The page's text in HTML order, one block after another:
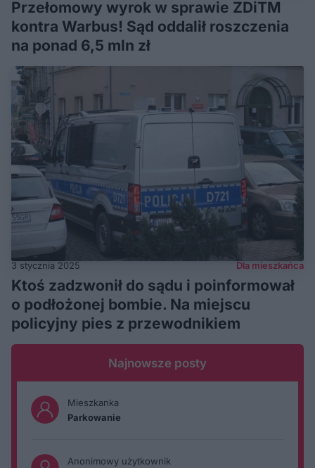
Przełomowy wyrok w sprawie ZDiTM
kontra Warbus! Sąd oddalił roszczenia
na ponad 6,5 mln zł
3 stycznia 2025 Dla mieszkańca
Ktoś zadzwonił do sądu i poinformował
o podłożonej bombie. Na miejscu
policyjny pies z przewodnikiem
Najnowsze posty
Mieszkanka
Parkowanie
Anonimowy użytkownik